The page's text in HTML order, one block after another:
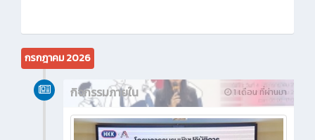
กรกฎาคม 2026
1 เดือน ที่ผ่านมา
กิจกรรมภายใน